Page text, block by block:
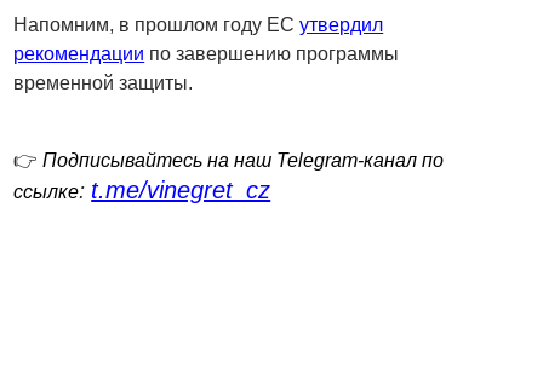
Напомним, в прошлом году ЕСутвердил
рекомендации по завершению программы
временной защиты.
👉Подписывайтесь на наш Telegram-канал по
ссылке: t.me/vinegret_cz